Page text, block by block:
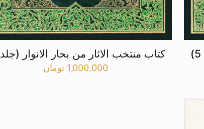
کتاب منتخب الاثار من بحار الانوار (جلد 3)
1,000,000 تومان